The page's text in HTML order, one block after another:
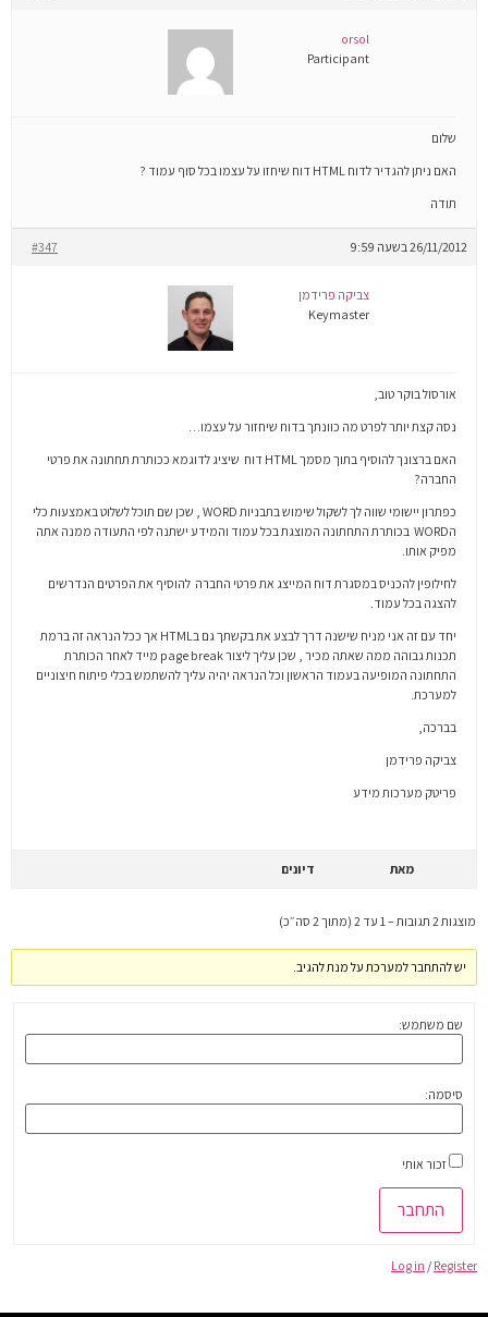
orsol
Participant
שלום
האם ניתן להגדיר לדוח HTML דוח שיחזו על עצמו בכל סוף עמוד ?
תודה
26/11/2012 בשעה 9:59 #347
צביקה פרידמן
Keymaster
אורסול בוקר טוב,
נסה קצת יותר לפרט מה כוונתך בדוח שיחזור על עצמו…
האם ברצונך להוסיף בתוך מסמך HTML דוח שיציג לדוגמא ככותרת תחתונה את פרטי
החברה?
כפתרון יישומי שווה לך לשקול שימוש בתבניות WORD , שכן שם תוכל לשלוט באמצעות כלי
הWORD בכותרת התחתונה המוצגת בכל עמוד והמידע ישתנה לפי התעודה ממנה אתה
מפיק אותו.
לחילופין להכניס במסגרת דוח המייצג את פרטי החברה להוסיף את הפרטים הנדרשים
להצגה בכל עמוד.
יחד עם זה אני מניח שישנה דרך לבצע את בקשתך גם בHTML אך ככל הנראה זה ברמת
תכנות גבוהה ממה שאתה מכיר , שכן עליך ליצור page break מייד לאחר הכותרת
התחתונה המופיעה בעמוד הראשון וכל הנראה יהיה עליך להשתמש בכלי פיתוח חיצוניים
למערכת.
בברכה,
צביקה פרידמן
פריטק מערכות מידע
מאת דיונים
מוצגות 2 תגובות – 1 עד 2 (מתוך 2 סה״כ)
יש להתחבר למערכת על מנת להגיב.
שם משתמש:
סיסמה:
זכור אותי
התחבר
Log in / Register